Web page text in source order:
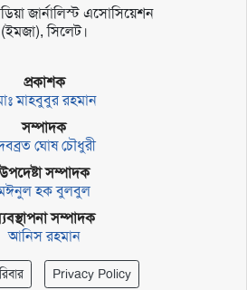
জার্না‌লিস্ট এসো‌সি‌য়েশন
(ইমজা), সি‌লেট।
প্রকাশক
মাহবুবুর রহমান
সম্পাদক
ঘোষ চৌধুরী
সম্পাদক
হক বুলবুল
সম্পাদক
আনিস রহমান
Privacy Policy